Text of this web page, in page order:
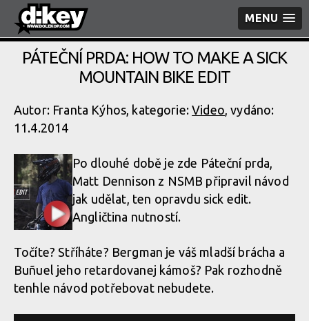
MENU
PÁTEČNÍ PRDA: HOW TO MAKE A SICK
MOUNTAIN BIKE EDIT
Autor: Franta Kýhos, kategorie:Video, vydáno:
11.4.2014
Po dlouhé době je zde Páteční prda,
Matt Dennison z NSMB připravil návod
jak udělat, ten opravdu sick edit.
Angličtina nutností.
Točíte? Stříháte? Bergman je váš mladší brácha a
Buñuel jeho retardovanej kámoš? Pak rozhodně
tenhle návod potřebovat nebudete.